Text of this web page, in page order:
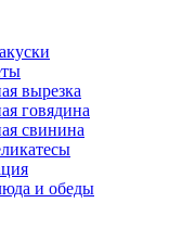
вырезка
говядина
свинина
и обеды